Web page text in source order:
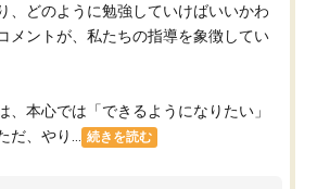
、どのように勉強していけばいいかわ
メントが、私たちの指導を象徴してい
、本心では「できるようになりたい」
、やり...
続きを読む